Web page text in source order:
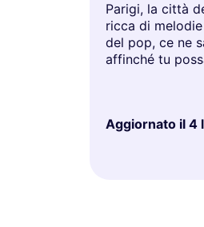
Parigi, la città
ricca di
del pop, ce ne
affinché tu
Aggiornato il 4